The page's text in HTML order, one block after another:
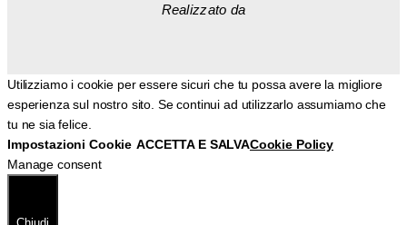
Realizzato da
Utilizziamo i cookie per essere sicuri che tu possa avere la migliore
esperienza sul nostro sito. Se continui ad utilizzarlo assumiamo che
tu ne sia felice.
Impostazioni Cookie ACCETTA E SALVACookie Policy
Manage consent
Chiudi